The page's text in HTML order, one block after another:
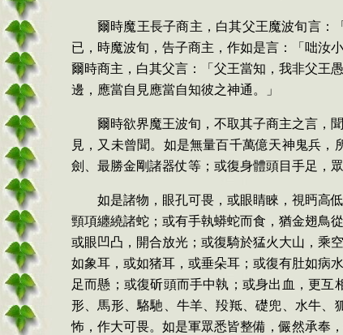
爾時魔王長子商主，白其父王魔波旬言：
已，時魔波旬，告子商主，作如是言：「咄汝
爾時商主，白其父言：「父王當知，我非父王
邊，應當自見應當自知彼之神通。」
爾時欲界魔王波旬，不取其子商主之言，
見，又未曾聞。如是無量百千萬億天神鬼兵
劍、最勝金剛諸器仗等；或復身體頭目手足，
如是諸物，眼孔可畏，或眼睛睞，視眄高
頸項纏繞諸蛇；或有手執蟒蛇而食，猶金翅鳥
或眼凹凸，開合放光；或復騎於猛火大山，乘
如象耳，或如猪耳，或垂朵耳；或復有肚如病
足而懸；或復斫頭而手中執；或身出血，更
形、馬形、駱馳、牛羊、羖羝、礎兜、水牛、
怖，作大可畏。如是軍眾悉皆整備，儼然承奉，